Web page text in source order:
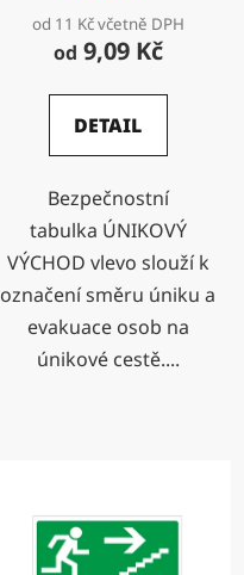
od 11 Kč včetně DPH
od 9,09 Kč
DETAIL
Bezpečnostní
tabulka ÚNIKOVÝ
VÝCHOD vlevo slouží k
označení směru úniku a
evakuace osob na
únikové cestě....